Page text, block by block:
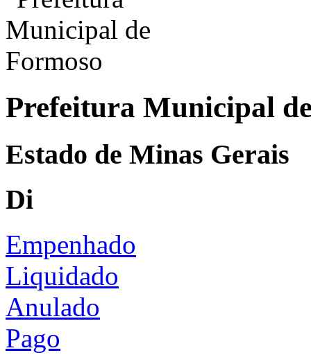
Prefeitura Municipal
Estado de Minas Gerais
Di
Empenhado
Liquidado
Anulado
Pago